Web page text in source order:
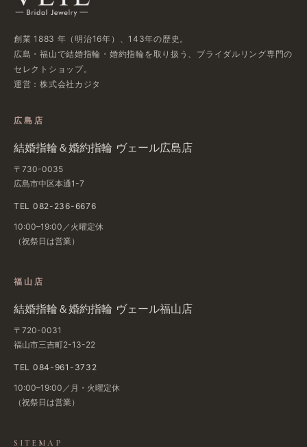
創業 1883 年​（明治16年）、​143年の​歴史。
広島・福山で​結婚指輪・婚約指輪を​取り扱う、​ブライダルリング専門の​
セレクトショップ。
運営：株式会社カジタ
広島店
結婚​指輪＆婚約指輪 ヴェール​広島店
〒730-0035
広島市中区本通1-7
TEL 082-236-6676
10:00–19:00／火曜定休
（祝祭日は​営業）
福山店
結婚​指輪＆婚約指輪 ヴェール福山店
〒720-0031
福山市三吉町2-13-22
TEL 084-961-3732
10:00–19:00／月・火曜定休
（祝祭日は​営業）
SITEMAP